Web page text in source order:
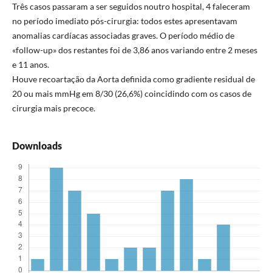
Três casos passaram a ser seguidos noutro hospital, 4 faleceram
no período imediato pós-cirurgia: todos estes apresentavam
anomalias cardíacas associadas graves. O período médio de
«follow-up» dos restantes foi de 3,86 anos variando entre 2 meses
e 11 anos.
Houve recoartação da Aorta definida como gradiente residual de
20 ou mais mmHg em 8/30 (26,6%) coincidindo com os casos de
cirurgia mais precoce.
Downloads